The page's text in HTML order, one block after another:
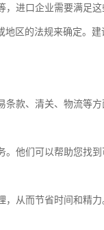
进口企业需要满足这
区的法规来确定。
款、清关、物流等
他们可以帮助您找
从而节省时间和精